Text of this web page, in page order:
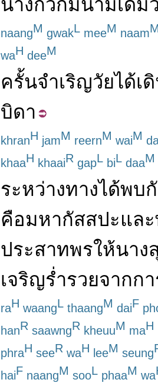
naangM gwakL meeM naam
waH deeM
ครั้นจำเริญวัยได้เ
บิดา
khranH jamM reernM waiM
khaaH khaaiR gapL biL daaM
ระหว่างทางได้พบ
คือมหากัสสปะและ
ประสาทพรให้นาง
เจริญร่ำรวยจากก
raH waangL thaangM daiF
hanR saawngR kheuuM maH
phraH seeR waH leeM seung
haiF naangM sooL phaaM wa